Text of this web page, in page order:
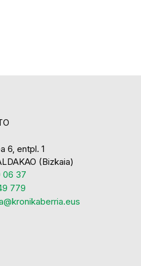
6, entpl. 1
(Bizkaia)
37
779